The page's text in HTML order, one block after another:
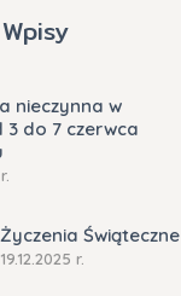
nieczynna w
3 do 7 czerwca
Życzenia Świąteczne
19.12.2025 r.